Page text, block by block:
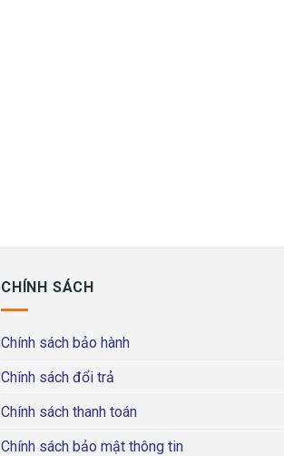
CHÍNH SÁCH
Chính sách bảo hành
Chính sách đổi trả
Chính sách thanh toán
Chính sách bảo mật thông tin